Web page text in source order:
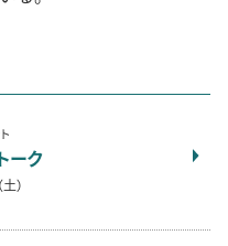
ーク
）